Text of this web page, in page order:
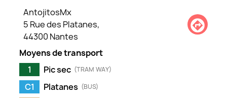
AntojitosMx
5 Rue des Platanes,
44300 Nantes
assistant_direction
Moyens de transport
1
Pic sec (TRAM WAY)
C1 Platanes (BUS)